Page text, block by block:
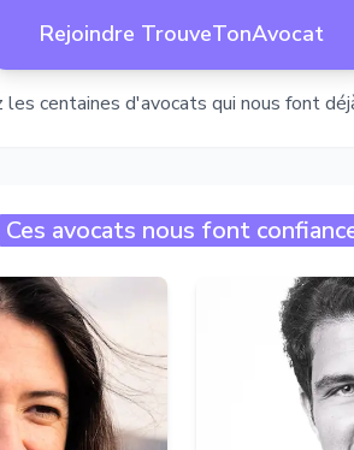
Rejoindre TrouveTonAvocat
les centaines d'avocats qui nous font
Ces avocats nous font